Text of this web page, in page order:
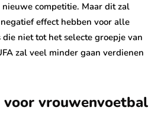
nieuwe competitie. Maar dit zal
effect hebben voor alle
niet tot het selecte groepje van
zal veel minder gaan verdienen
voor vrouwenvoetbal